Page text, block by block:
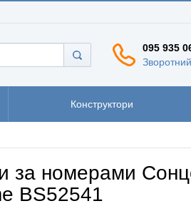
095 935
Конструктори
за номерами
BS52541